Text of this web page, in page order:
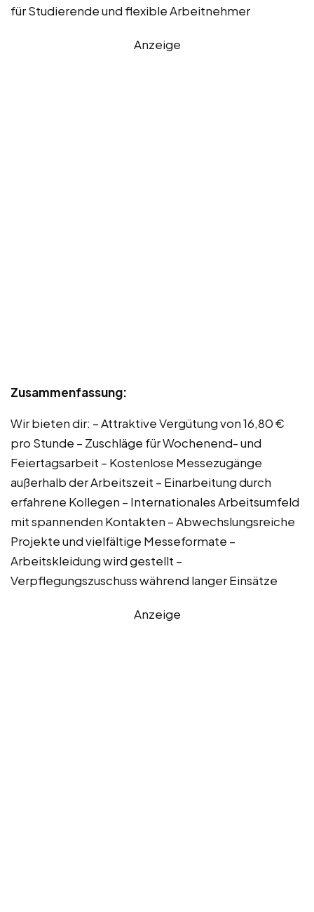
für Studierende und flexible Arbeitnehmer
Anzeige
Zusammenfassung:
Wir bieten dir: – Attraktive Vergütung von 16,80 €
pro Stunde – Zuschläge für Wochenend- und
Feiertagsarbeit – Kostenlose Messezugänge
außerhalb der Arbeitszeit – Einarbeitung durch
erfahrene Kollegen – Internationales Arbeitsumfeld
mit spannenden Kontakten – Abwechslungsreiche
Projekte und vielfältige Messeformate –
Arbeitskleidung wird gestellt –
Verpflegungszuschuss während langer Einsätze
Anzeige